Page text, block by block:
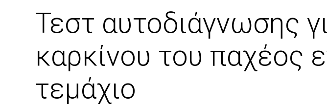
Τεστ αυτοδιάγνωσης
καρκίνου του παχέος
τεμάχιο